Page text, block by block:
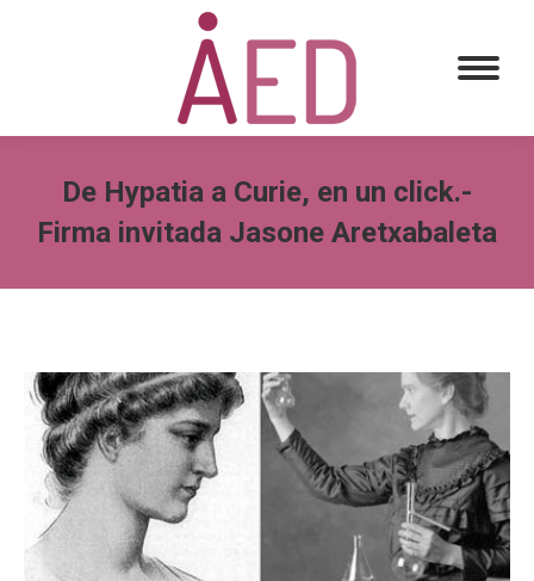
De Hypatia a Curie, en un click.-
Firma invitada Jasone Aretxabaleta